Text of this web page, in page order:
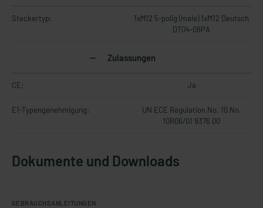
Steckertyp:
1xM12 5-polig (male) 1xM12 Deutsch
DT04-08PA
Zulassungen
CE: Ja
E1-Typengenehmigung:
UN ECE Regulation No. 10 No.
10R06/01 9376 00
Dokumente und Downloads
GEBRAUCHSANLEITUNGEN